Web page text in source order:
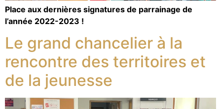
Place aux dernières signatures de parrainage de
l’année 2022-2023 !
Le grand chancelier à la
rencontre des territoires et
de la jeunesse